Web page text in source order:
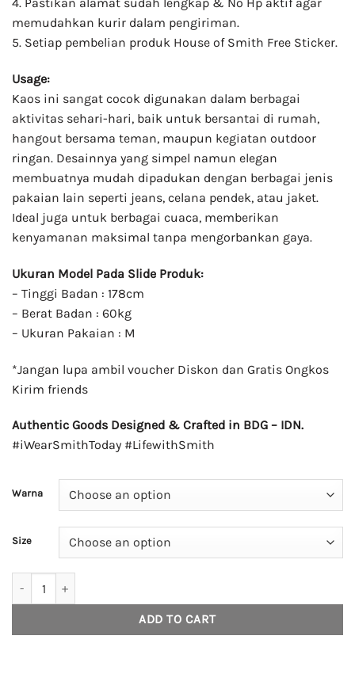
memudahkan kurir dalam pengiriman.
5. Setiap pembelian produk House of Smith Free Sticker.
Usage:
Kaos ini sangat cocok digunakan dalam berbagai
aktivitas sehari-hari, baik untuk bersantai di rumah,
hangout bersama teman, maupun kegiatan outdoor
ringan. Desainnya yang simpel namun elegan
membuatnya mudah dipadukan dengan berbagai jenis
pakaian lain seperti jeans, celana pendek, atau jaket.
Ideal juga untuk berbagai cuaca, memberikan
kenyamanan maksimal tanpa mengorbankan gaya.
Ukuran Model Pada Slide Produk:
– Tinggi Badan : 178cm
– Berat Badan : 60kg
– Ukuran Pakaian : M
*Jangan lupa ambil voucher Diskon dan Gratis Ongkos
Kirim friends
Authentic Goods Designed & Crafted in BDG – IDN.
#iWearSmithToday #LifewithSmith
Warna
Size
ADD TO CART